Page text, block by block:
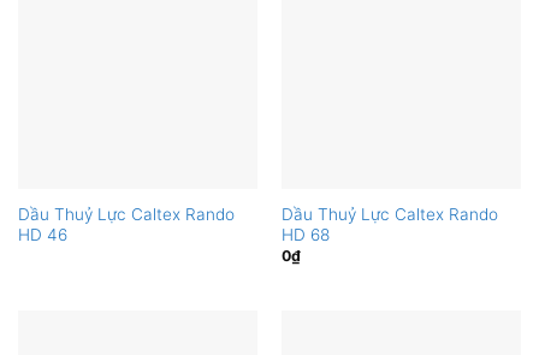
Dầu Thuỷ Lực Caltex Rando
HD 46
Dầu Thuỷ Lực Caltex Rando
HD 68
0₫